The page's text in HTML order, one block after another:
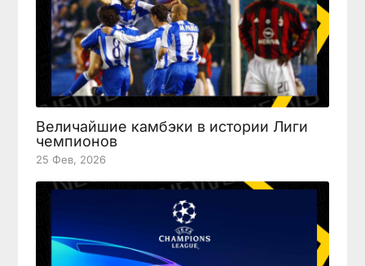
Величайшие камбэки в истории Лиги
чемпионов
25 Фев, 2026